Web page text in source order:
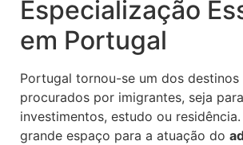
Especialização
em Portugal
Portugal tornou-se um dos destinos
procurados por imigrantes, seja
investimentos, estudo ou
grande espaço para a atuação do